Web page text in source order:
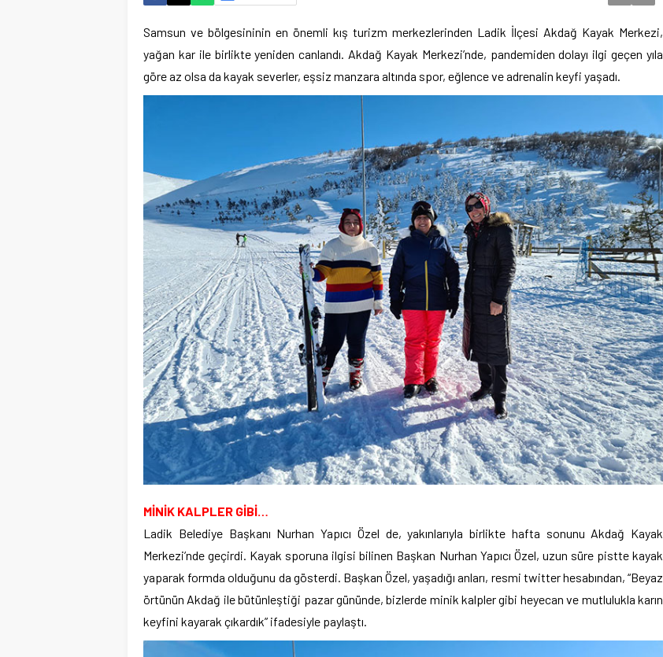
Samsun ve bölgesininin en önemli kış turizm merkezlerinden Ladik İlçesi Akdağ Kayak Merkezi,
yağan kar ile birlikte yeniden canlandı. Akdağ Kayak Merkezi’nde, pandemiden dolayı ilgi geçen yıla
göre az olsa da kayak severler, eşsiz manzara altında spor, eğlence ve adrenalin keyfi yaşadı.
MİNİK KALPLER GİBİ…
Ladik Belediye Başkanı Nurhan Yapıcı Özel de, yakınlarıyla birlikte hafta sonunu Akdağ Kayak
Merkezi’nde geçirdi. Kayak sporuna ilgisi bilinen Başkan Nurhan Yapıcı Özel, uzun süre pistte kayak
yaparak formda olduğunu da gösterdi. Başkan Özel, yaşadığı anları, resmi twitter hesabından, “Beyaz
örtünün Akdağ ile bütünleştiği pazar gününde, bizlerde minik kalpler gibi heyecan ve mutlulukla karın
keyfini kayarak çıkardık” ifadesiyle paylaştı.